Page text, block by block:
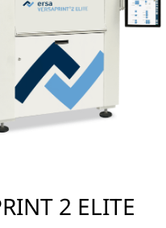
2 ELITE